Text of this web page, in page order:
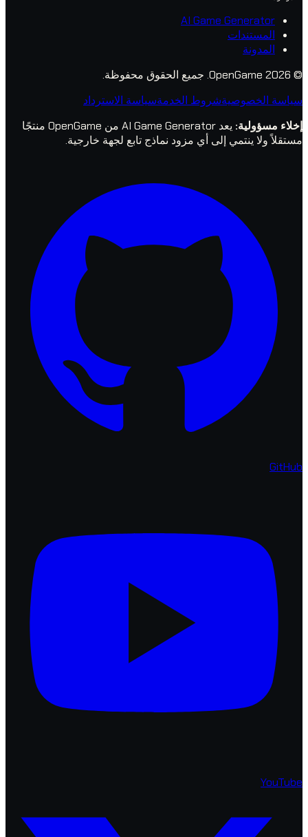
AI Game
جميع الحقوق محفوظة.
شروط الخدمة سياسة الاسترداد
:
يعد AI Game Generator من OpenGame منتجًا
ينتمي إلى أي مزود نماذج تابع لجهة خارجية.